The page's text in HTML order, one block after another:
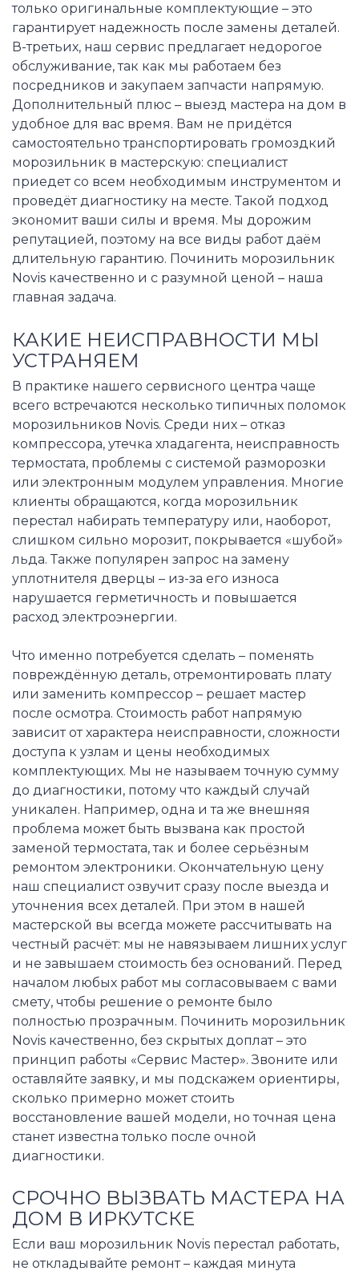
только оригинальные комплектующие – это
гарантирует надежность после замены деталей.
В-третьих, наш сервис предлагает недорогое
обслуживание, так как мы работаем без
посредников и закупаем запчасти напрямую.
Дополнительный плюс – выезд мастера на дом в
удобное для вас время. Вам не придётся
самостоятельно транспортировать громоздкий
морозильник в мастерскую: специалист
приедет со всем необходимым инструментом и
проведёт диагностику на месте. Такой подход
экономит ваши силы и время. Мы дорожим
репутацией, поэтому на все виды работ даём
длительную гарантию. Починить морозильник
Novis качественно и с разумной ценой – наша
главная задача.
КАКИЕ НЕИСПРАВНОСТИ МЫ
УСТРАНЯЕМ
В практике нашего сервисного центра чаще
всего встречаются несколько типичных поломок
морозильников Novis. Среди них – отказ
компрессора, утечка хладагента, неисправность
термостата, проблемы с системой разморозки
или электронным модулем управления. Многие
клиенты обращаются, когда морозильник
перестал набирать температуру или, наоборот,
слишком сильно морозит, покрывается «шубой»
льда. Также популярен запрос на замену
уплотнителя дверцы – из-за его износа
нарушается герметичность и повышается
расход электроэнергии.
Что именно потребуется сделать – поменять
повреждённую деталь, отремонтировать плату
или заменить компрессор – решает мастер
после осмотра. Стоимость работ напрямую
зависит от характера неисправности, сложности
доступа к узлам и цены необходимых
комплектующих. Мы не называем точную сумму
до диагностики, потому что каждый случай
уникален. Например, одна и та же внешняя
проблема может быть вызвана как простой
заменой термостата, так и более серьёзным
ремонтом электроники. Окончательную цену
наш специалист озвучит сразу после выезда и
уточнения всех деталей. При этом в нашей
мастерской вы всегда можете рассчитывать на
честный расчёт: мы не навязываем лишних услуг
и не завышаем стоимость без оснований. Перед
началом любых работ мы согласовываем с вами
смету, чтобы решение о ремонте было
полностью прозрачным. Починить морозильник
Novis качественно, без скрытых доплат – это
принцип работы «Сервис Мастер». Звоните или
оставляйте заявку, и мы подскажем ориентиры,
сколько примерно может стоить
восстановление вашей модели, но точная цена
станет известна только после очной
диагностики.
СРОЧНО ВЫЗВАТЬ МАСТЕРА НА
ДОМ В ИРКУТСКЕ
Если ваш морозильник Novis перестал работать,
не откладывайте ремонт – каждая минута